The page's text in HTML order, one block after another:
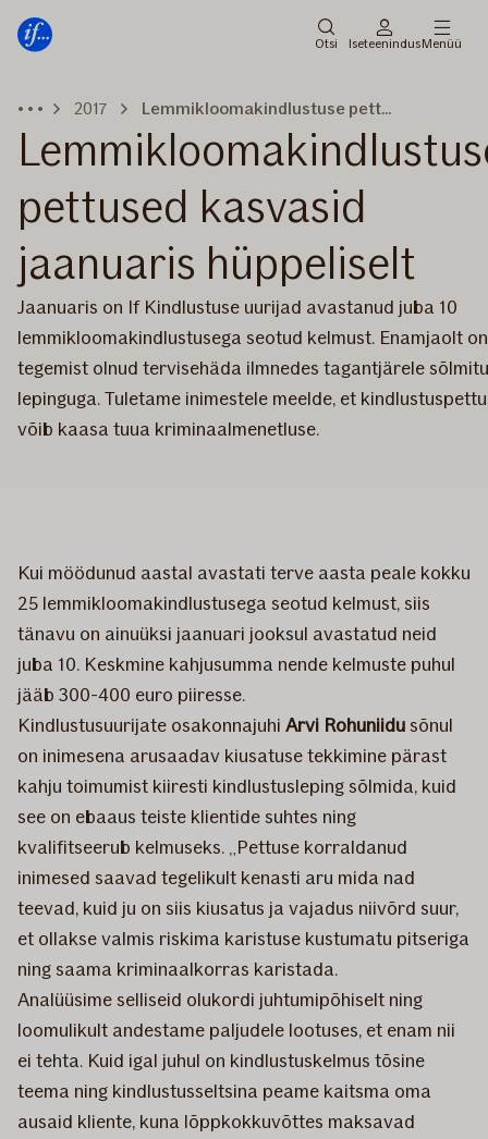
Otsi IseteenindusMenüü
2017 Lemmikloomakindlustuse pettused kasvasid jaanuaris hüppeliselt
pettused kasvasid
jaanuaris hüppeliselt
Jaanuaris on If Kindlustuse uurijad avastanud juba 10
lemmikloomakindlustusega seotud kelmust. Enamjaolt on
tegemist olnud tervisehäda ilmnedes tagantjärele
lepinguga. Tuletame inimestele meelde, et
võib kaasa tuua kriminaalmenetluse.
Kui möödunud aastal avastati terve aasta peale kokku
25 lemmikloomakindlustusega seotud kelmust, siis
tänavu on ainuüksi jaanuari jooksul avastatud neid
juba 10. Keskmine kahjusumma nende kelmuste puhul
jääb 300-400 euro piiresse.
Kindlustusuurijate osakonnajuhi Arvi Rohuniidusõnul
on inimesena arusaadav kiusatuse tekkimine pärast
kahju toimumist kiiresti kindlustusleping sõlmida, kuid
see on ebaaus teiste klientide suhtes ning
kvalifitseerub kelmuseks. „Pettuse korraldanud
inimesed saavad tegelikult kenasti aru mida nad
teevad, kuid ju on siis kiusatus ja vajadus niivõrd suur,
et ollakse valmis riskima karistuse kustumatu pitseriga
ning saama kriminaalkorras karistada.
Analüüsime selliseid olukordi juhtumipõhiselt ning
loomulikult andestame paljudele lootuses, et enam nii
ei tehta. Kuid igal juhul on kindlustuskelmus tõsine
teema ning kindlustusseltsina peame kaitsma oma
ausaid kliente, kuna lõppkokkuvõttes maksavad